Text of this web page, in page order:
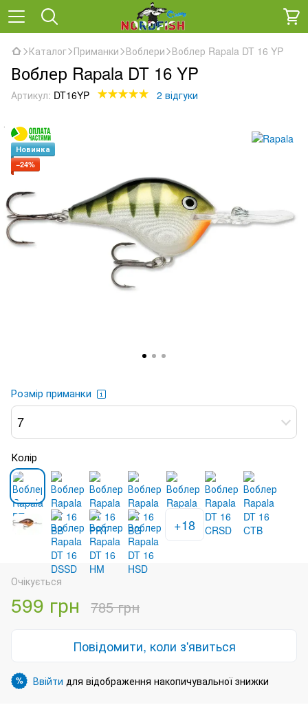
Каталог Приманки Воблери Воблер Rapala DT 16 YP
Воблер Rapala DT 16 YP
Артикул: DT16YP 2 відгуки
Новинка
−24%
Розмір приманки
7
Колір
+18
Очікується
599 грн 785 грн
Повідомити, коли з'явиться
% Ввійти для відображення накопичувальної знижки